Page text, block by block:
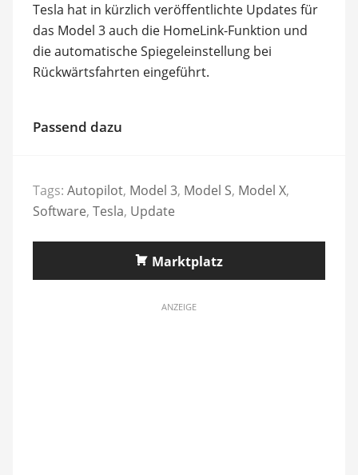
Tesla hat in kürzlich veröffentlichte Updates für
das Model 3 auch die HomeLink-Funktion und
die automatische Spiegeleinstellung bei
Rückwärtsfahrten eingeführt.
Passend dazu
Tags: Autopilot, Model 3, Model S, Model X,
Software, Tesla, Update
Marktplatz
ANZEIGE